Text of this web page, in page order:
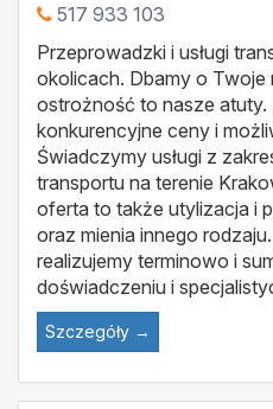
517 933 103
Przeprowadzki i usługi
okolicach. Dbamy o Twoje
ostrożność to nasze atuty.
konkurencyjne ceny i
Świadczymy usługi z
transportu na terenie
oferta to także utylizacja i
oraz mienia innego
realizujemy terminowo i
doświadczeniu i
Szczegóły →